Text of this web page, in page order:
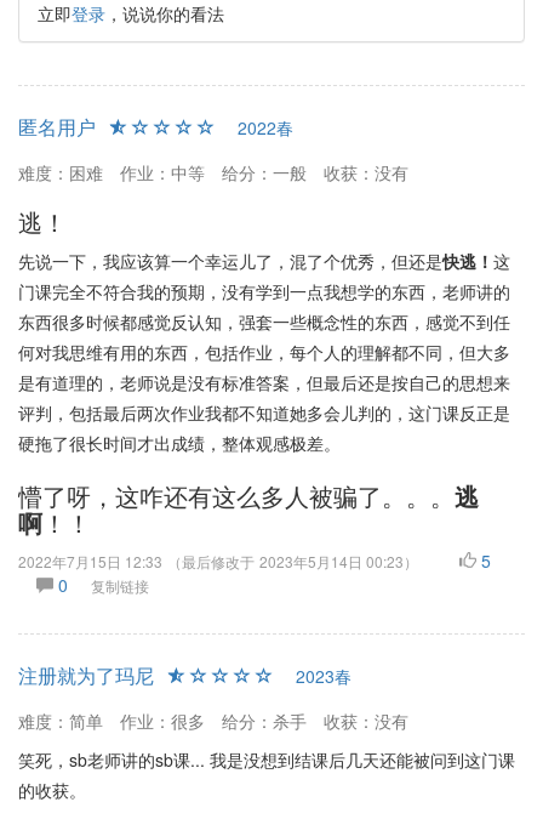
立即登录 ，说说你的看法
匿名用户
2022春
难度：困难
作业：中等 给分：一般 收获：没有
逃！
先说一下，我应该算一个幸运儿了，混了个优秀，但还是快逃！ 这
门课完全不符合我的预期，没有学到一点我想学的东西，老师讲的
东西很多时候都感觉反认知，强套一些概念性的东西，感觉不到任
何对我思维有用的东西，包括作业，每个人的理解都不同，但大多
是有道理的，老师说是没有标准答案，但最后还是按自己的思想来
评判，包括最后两次作业我都不知道她多会儿判的，这门课反正是
硬拖了很长时间才出成绩，整体观感极差。
懵了呀，这咋还有这么多人被骗了。。。 逃
啊！！
2022年7月15日 12:33 （最后修改于 2023年5月14日 00:23）
5
0
复制链接
注册就为了玛尼
2023春
难度：简单
作业：很多 给分：杀手
收获：没有
笑死，sb老师讲的sb课... 我是没想到结课后几天还能被问到这门课
的收获。